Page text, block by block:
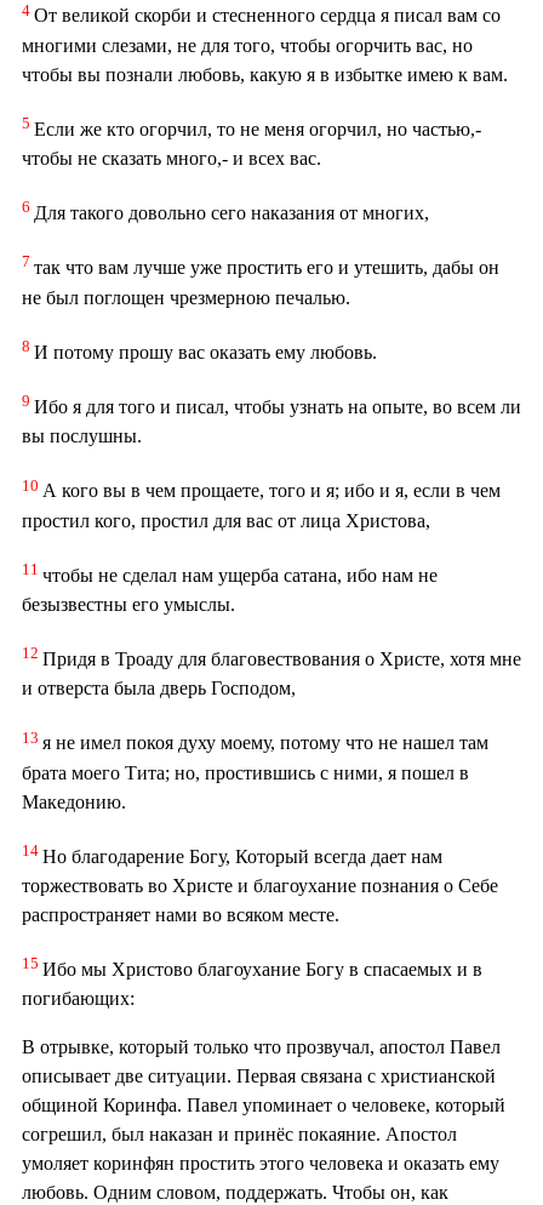
4 От великой скорби и стесненного сердца я писал вам со
многими слезами, не для того, чтобы огорчить вас, но
чтобы вы познали любовь, какую я в избытке имею к вам.
5 Если же кто огорчил, то не меня огорчил, но частью,-
чтобы не сказать много,- и всех вас.
6 Для такого довольно сего наказания от многих,
7 так что вам лучше уже простить его и утешить, дабы он
не был поглощен чрезмерною печалью.
8 И потому прошу вас оказать ему любовь.
9 Ибо я для того и писал, чтобы узнать на опыте, во всем ли
вы послушны.
10 А кого вы в чем прощаете, того и я; ибо и я, если в чем
простил кого, простил для вас от лица Христова,
11 чтобы не сделал нам ущерба сатана, ибо нам не
безызвестны его умыслы.
12 Придя в Троаду для благовествования о Христе, хотя мне
и отверста была дверь Господом,
13 я не имел покоя духу моему, потому что не нашел там
брата моего Тита; но, простившись с ними, я пошел в
Македонию.
14 Но благодарение Богу, Который всегда дает нам
торжествовать во Христе и благоухание познания о Себе
распространяет нами во всяком месте.
15 Ибо мы Христово благоухание Богу в спасаемых и в
погибающих:
В отрывке, который только что прозвучал, апостол Павел
описывает две ситуации. Первая связана с христианской
общиной Коринфа. Павел упоминает о человеке, который
согрешил, был наказан и принёс покаяние. Апостол
умоляет коринфян простить этого человека и оказать ему
любовь. Одним словом, поддержать. Чтобы он, как